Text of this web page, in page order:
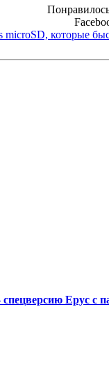
microSD, которые
Epyc с